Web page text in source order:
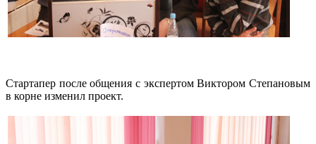
Стартапер после общения с экспертом Виктором Степановым
в корне изменил проект.